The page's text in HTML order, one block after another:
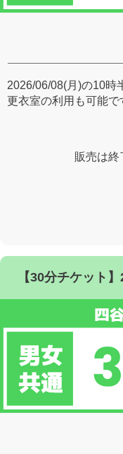
2026/06/08(月)の10時
更衣室の利用も可能で
販売は終
【30分チケット